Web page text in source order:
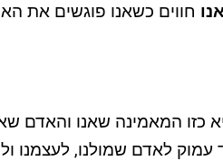
חווים כשאנו פוגשים את
המאמינה שאנו והאדם
עמוק לאדם שמולנו, לעצמנו